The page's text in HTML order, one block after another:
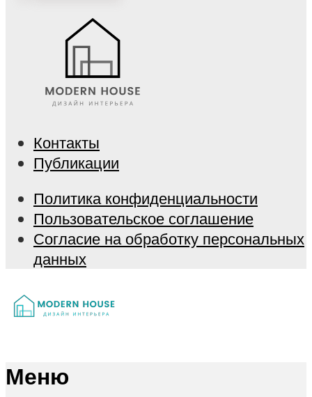
Контакты
Публикации
Политика конфиденциальности
Пользовательское соглашение
Согласие на обработку персональных
данных
Меню